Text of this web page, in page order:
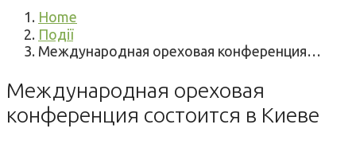
Home
Події
Международная ореховая конференция…
Международная ореховая
конференция состоится в Киеве